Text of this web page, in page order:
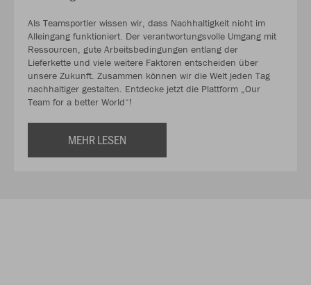
Als Teamsportler wissen wir, dass Nachhaltigkeit nicht im
Alleingang funktioniert. Der verantwortungsvolle Umgang mit
Ressourcen, gute Arbeitsbedingungen entlang der
Lieferkette und viele weitere Faktoren entscheiden über
unsere Zukunft. Zusammen können wir die Welt jeden Tag
nachhaltiger gestalten. Entdecke jetzt die Plattform „Our
Team for a better World“!
MEHR LESEN